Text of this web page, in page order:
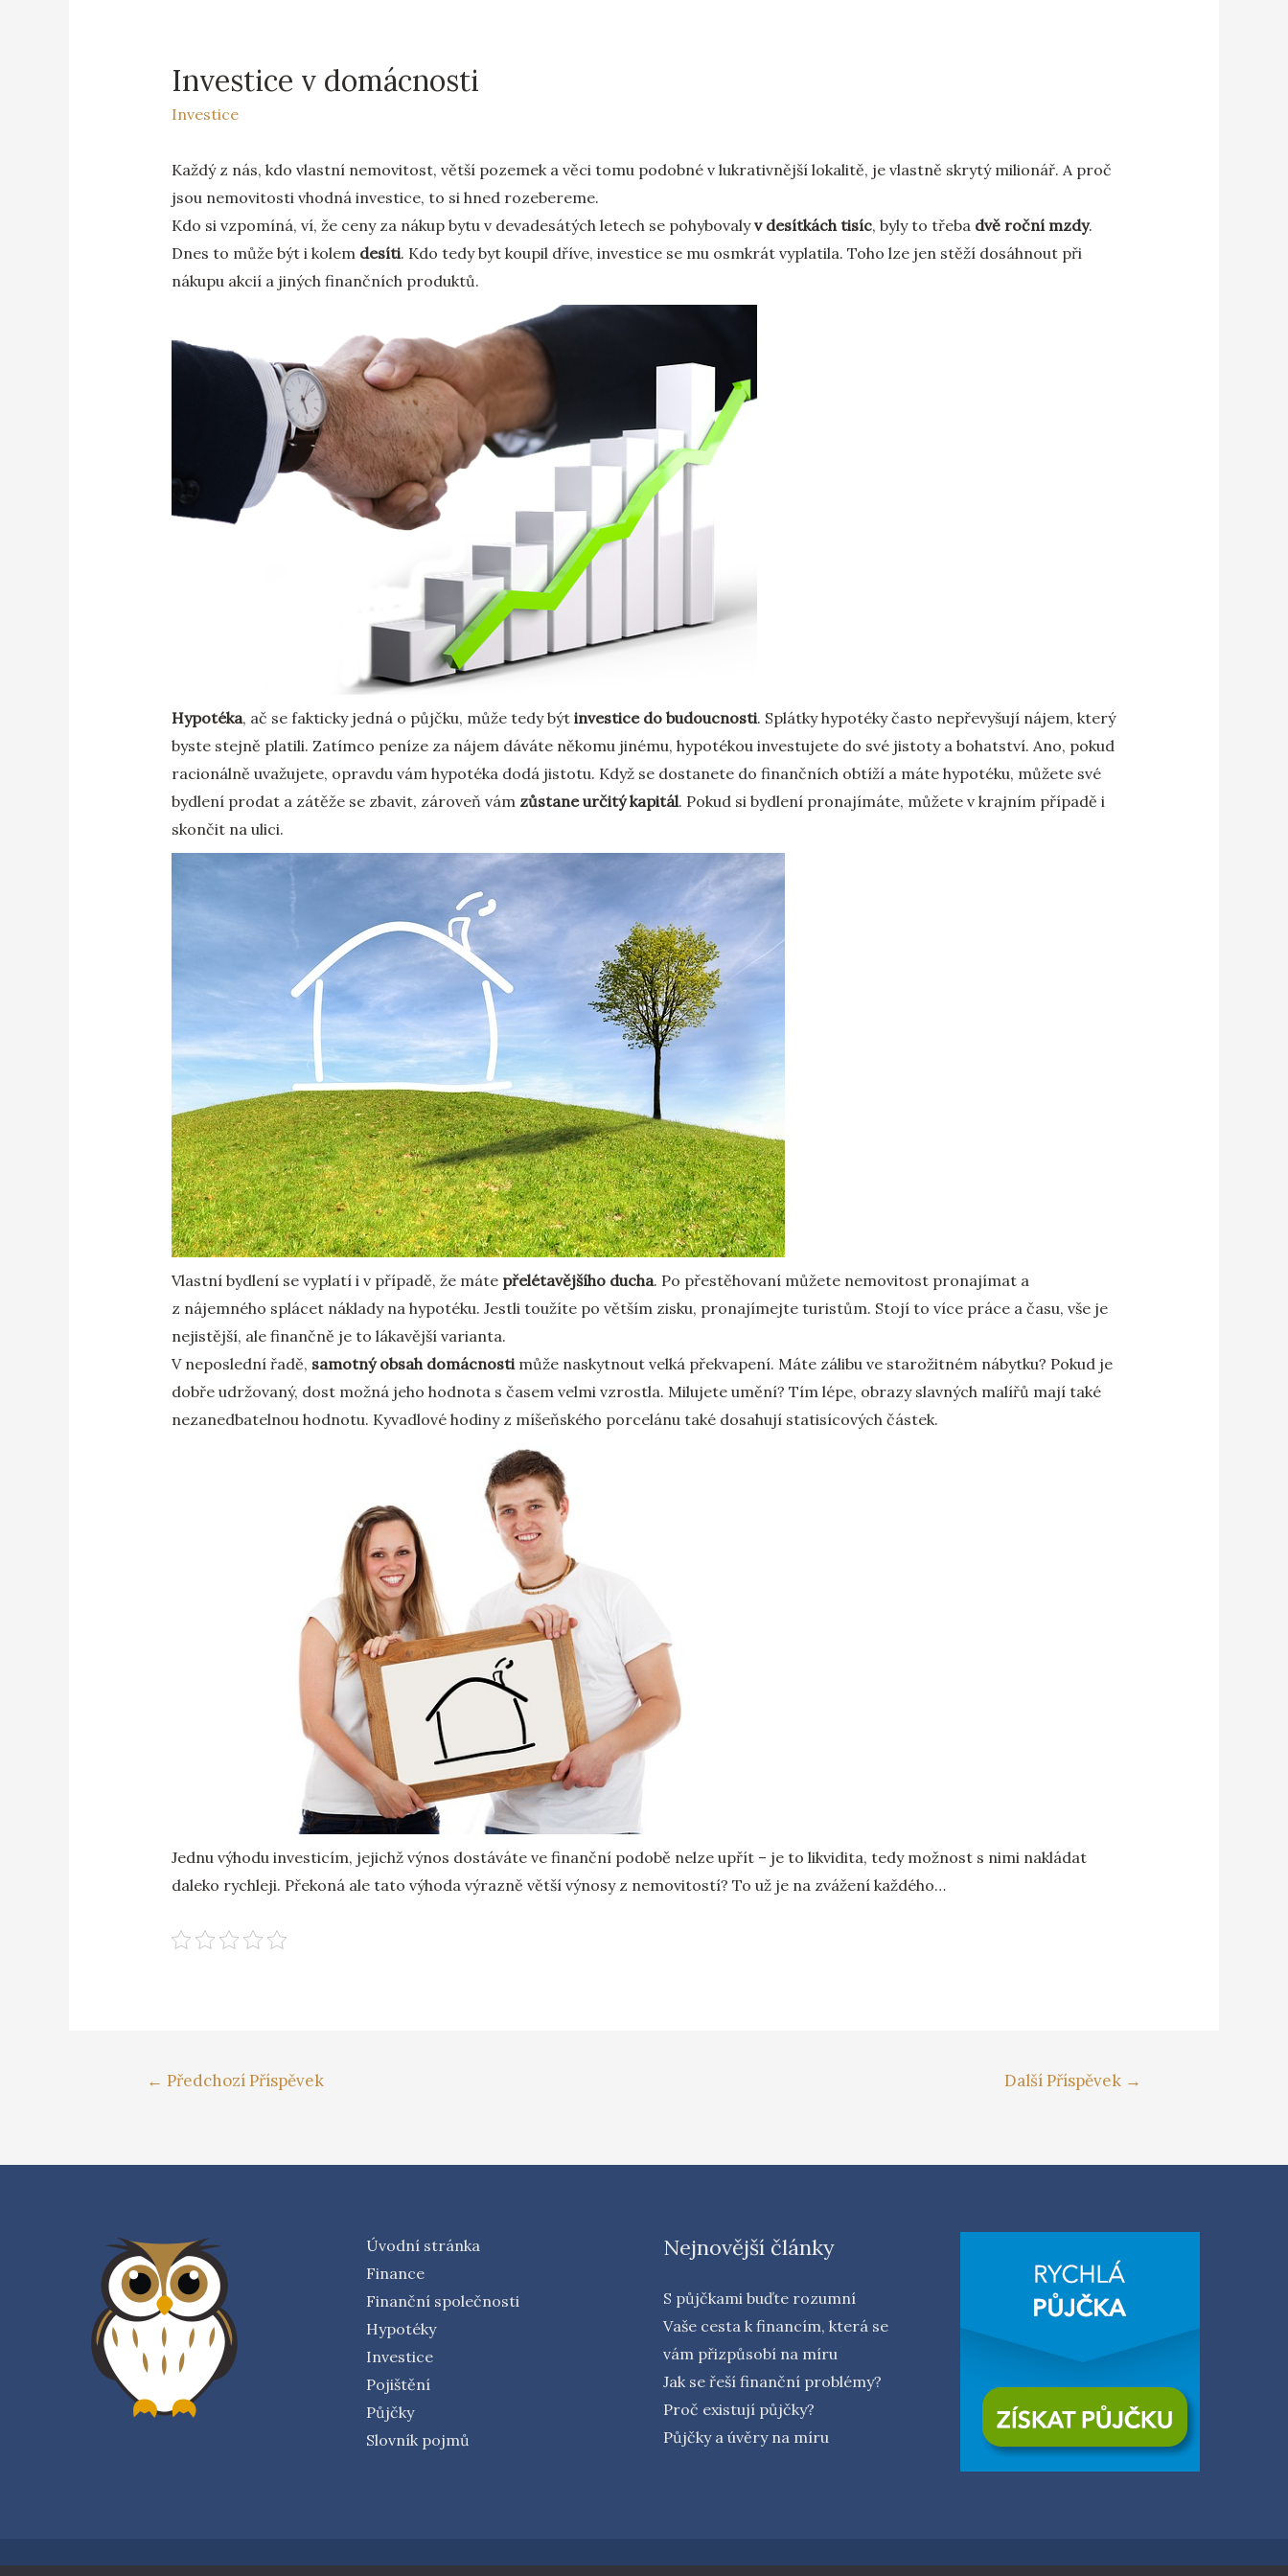
Investice v domácnosti
Investice
Každý z nás, kdo vlastní nemovitost, větší pozemek a věci tomu podobné v lukrativnější lokalitě, je vlastně skrytý milionář. A proč
jsou nemovitosti vhodná investice, to si hned rozebereme.
Kdo si vzpomíná, ví, že ceny za nákup bytu v devadesátých letech se pohybovalyv desítkách tisíc, byly to třeba dvě roční mzdy.
Dnes to může být i kolem desíti. Kdo tedy byt koupil dříve, investice se mu osmkrát vyplatila. Toho lze jen stěží dosáhnout při
nákupu akcií a jiných finančních produktů.
Hypotéka, ač se fakticky jedná o půjčku, může tedy být investice do budoucnosti. Splátky hypotéky často nepřevyšují nájem, který
byste stejně platili. Zatímco peníze za nájem dáváte někomu jinému, hypotékou investujete do své jistoty a bohatství. Ano, pokud
racionálně uvažujete, opravdu vám hypotéka dodá jistotu. Když se dostanete do finančních obtíží a máte hypotéku, můžete své
bydlení prodat a zátěže se zbavit, zároveň vám zůstane určitý kapitál. Pokud si bydlení pronajímáte, můžete v krajním případě i
skončit na ulici.
Vlastní bydlení se vyplatí i v případě, že máte přelétavějšího ducha. Po přestěhovaní můžete nemovitost pronajímat a
z nájemného splácet náklady na hypotéku. Jestli toužíte po větším zisku, pronajímejte turistům. Stojí to více práce a času, vše je
nejistější, ale finančně je to lákavější varianta.
V neposlední řadě, samotný obsah domácnostimůže naskytnout velká překvapení. Máte zálibu ve starožitném nábytku? Pokud je
dobře udržovaný, dost možná jeho hodnota s časem velmi vzrostla. Milujete umění? Tím lépe, obrazy slavných malířů mají také
nezanedbatelnou hodnotu. Kyvadlové hodiny z míšeňského porcelánu také dosahují statisícových částek.
Jednu výhodu investicím, jejichž výnos dostáváte ve finanční podobě nelze upřít – je to likvidita, tedy možnost s nimi nakládat
daleko rychleji. Překoná ale tato výhoda výrazně větší výnosy z nemovitostí? To už je na zvážení každého…
← Předchozí Příspěvek Další Příspěvek →
Úvodní stránka
Finance
Finanční společnosti
Hypotéky
Investice
Pojištění
Půjčky
Slovník pojmů
Nejnovější články
S půjčkami buďte rozumní
Vaše cesta k financím, která se
vám přizpůsobí na míru
Jak se řeší finanční problémy?
Proč existují půjčky?
Půjčky a úvěry na míru